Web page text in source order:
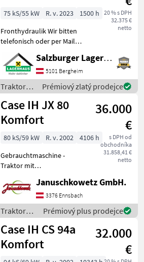
20 % s DPH
32.375 €
netto
75 kS/55 kW R. v. 2023
1500 h
Fronthydraulik Wir bitten
telefonisch oder per Mail
Ihren Besuch
bekanntzugeben, um
ausreichend Zeit für die
Beratung und eventuell
einer Probefahrt für Sie zu
reser
Salzburger Lagerhaus-Technik
5101 Bergheim
Traktory /
Case IH
Prémiový zlatý prodejce
Case IH JX 80
Komfort
36.000
€
s DPH od
obchodníka
31.858,41 €
netto
80 kS/59 kW R. v. 2002
4106 h
Gebrauchtmaschine -
Traktor mit
Ausstattung: - Iveco 4
Zylinder Diesel,
wassergekühlt - Getriebe
24/24 Power Shuttle -
Zapfwelle 540, 5
Januschkowetz GmbH.
3376 Ennsbach
Traktory /
Case IH
Prémiový plus prodejce
Case IH CS 94a
Komfort
32.000
€